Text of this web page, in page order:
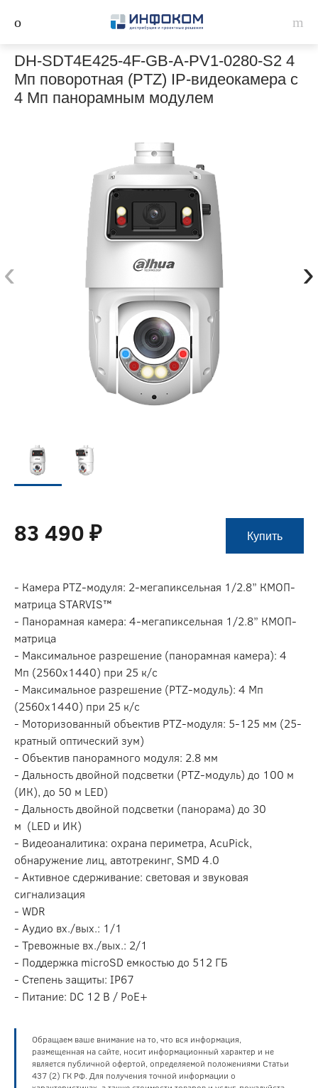
DH-SDT4E425-4F-GB-A-PV1-0280-S2 4
Мп поворотная (PTZ) IP-видеокамера с
4 Мп панорамным модулем
‹ ›
83 490 ₽ Купить
- Камера PTZ-модуля: 2-мегапиксельная 1/2.8” КМОП-
матрица STARVIS™
- Панорамная камера: 4-мегапиксельная 1/2.8” КМОП-
матрица
- Максимальное разрешение (панорамная камера): 4
Мп (2560х1440) при 25 к/с
- Максимальное разрешение (PTZ-модуль): 4 Мп
(2560х1440) при 25 к/с
- Моторизованный объектив PTZ-модуля: 5-125 мм (25-
кратный оптический зум)
- Объектив панорамного модуля: 2.8 мм
- Дальность двойной подсветки (PTZ-модуль) до 100 м
(ИК), до 50 м LED)
- Дальность двойной подсветки (панорама) до 30
м (LED и ИК)
- Видеоаналитика: охрана периметра, AcuPick,
обнаружение лиц, автотрекинг, SMD 4.0
- Активное сдерживание: световая и звуковая
сигнализация
- WDR
- Аудио вх./вых.: 1/1
- Тревожные вх./вых.: 2/1
- Поддержка microSD емкостью до 512 ГБ
- Степень защиты: IP67
- Питание: DC 12 В / PoE+
Обращаем ваше внимание на то, что вся информация,
размещенная на сайте, носит информационный характер и не
является публичной офертой, определяемой положениями Статьи
437 (2) ГК РФ. Для получения точной информации о